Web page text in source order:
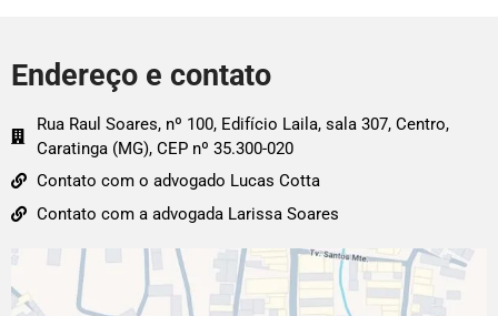
Endereço e contato
Rua Raul Soares, nº 100, Edifício Laila, sala 307, Centro,
Caratinga (MG), CEP nº 35.300-020
Contato com o advogado Lucas Cotta
Contato com a advogada Larissa Soares